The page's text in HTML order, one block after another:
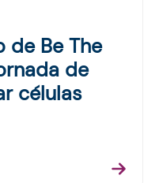
de Be The
de
células